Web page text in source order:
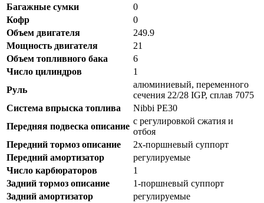
Багажные сумки
0
Кофр
0
Объем двигателя
249.9
Мощность двигателя
21
Объем топливного бака
6
Число цилиндров
1
Руль
алюминиевый, переменного
сечения 22/28 IGP, сплав 7075
Система впрыска топлива
Nibbi PE30
Передняя подвеска описание
с регулировкой сжатия и
отбоя
Передний тормоз описание
2х-поршневый суппорт
Передний амортизатор
регулируемые
Число карбюраторов
1
Задний тормоз описание
1-поршневый суппорт
Задний амортизатор
регулируемые